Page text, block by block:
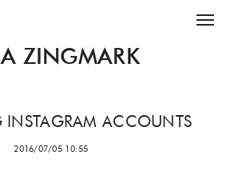
ZINGMARK
INSTAGRAM ACCOUNTS
2016/07/05 10:55